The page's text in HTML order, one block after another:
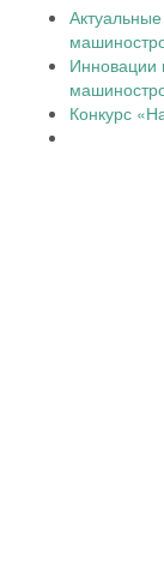
Инновации
Конкурс